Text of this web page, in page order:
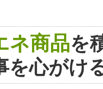
ネ商品を
を心がけ